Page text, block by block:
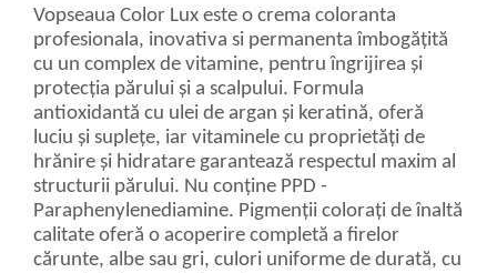
Vopseaua Color Lux este o crema coloranta
profesionala, inovativa si permanenta îmbogățită
cu un complex de vitamine, pentru îngrijirea și
protecția părului și a scalpului. Formula
antioxidantă cu ulei de argan și keratină, oferă
luciu și suplețe, iar vitaminele cu proprietăți de
hrănire și hidratare garantează respectul maxim al
structurii părului. Nu conține PPD -
Paraphenylenediamine. Pigmenții colorați de înaltă
calitate oferă o acoperire completă a firelor
cărunte, albe sau gri, culori uniforme de durată, cu